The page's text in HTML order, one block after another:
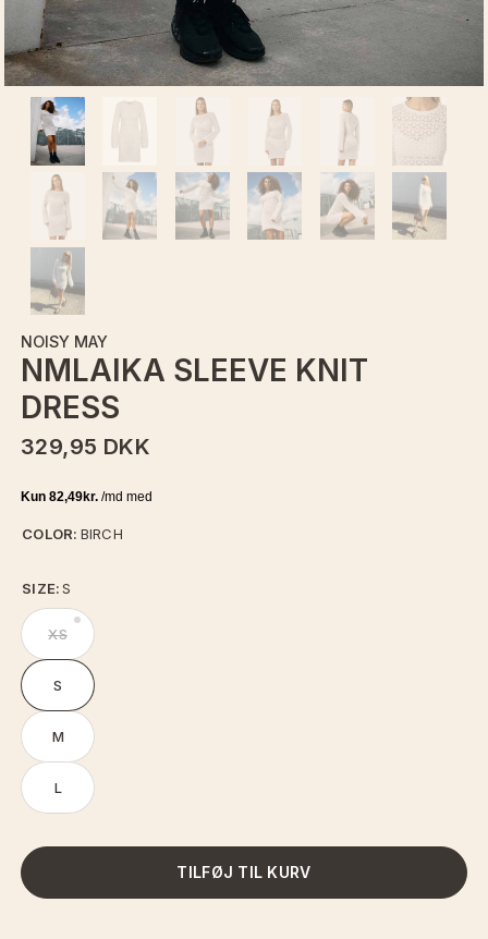
NOISY MAY
NMLAIKA SLEEVE KNIT
DRESS
329,95 DKK
COLOR: BIRCH
SIZE: S
XS
S
M
L
TILFØJ TIL KURV